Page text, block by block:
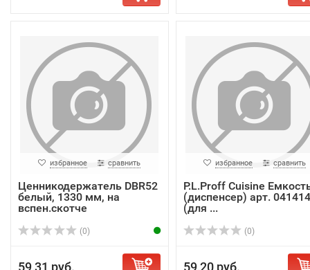
избранное сравнить
Ценникодержатель DBR52
белый, 1330 мм, на
вспен.скотче
(0)
59,31 руб.
избранное сравнить
P.L.Proff Cuisine
(диспенсер) арт.
(для ...
(0)
59,20 руб.